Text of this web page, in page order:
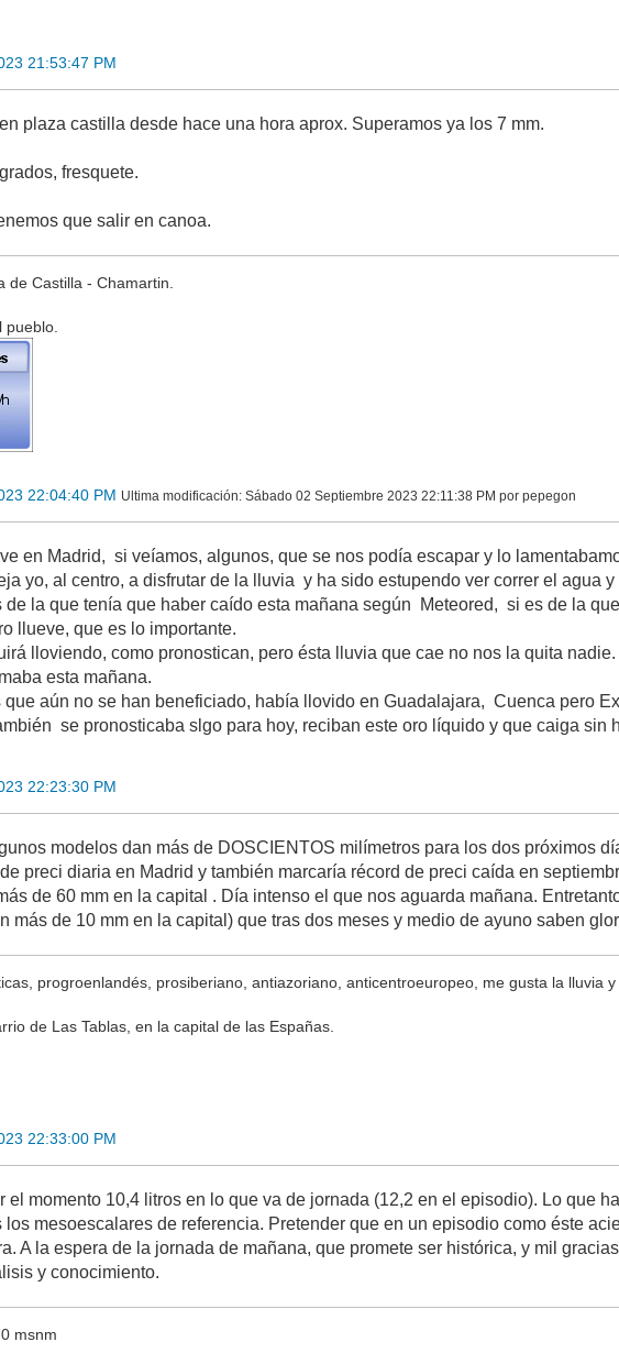
21:53:47 PM
plaza castilla desde hace una hora aprox. Superamos ya los 7 mm.
fresquete.
que salir en canoa.
de Castilla - Chamartin.
pueblo.
22:04:40 PM Ultima modificación: Sábado 02 Septiembre 2023 22:11:38 PM por pepegon
en Madrid, si veíamos, algunos, que se nos podía escapar y lo
yo, al centro, a disfrutar de la lluvia y ha sido estupendo ver correr el agua
de la que tenía que haber caído esta mañana según Meteored, si es de la
llueve, que es lo importante.
lloviendo, como pronostican, pero ésta lluvia que cae no nos la quita
esta mañana.
que aún no se han beneficiado, había llovido en Guadalajara, Cuenca pero
se pronosticaba slgo para hoy, reciban este oro líquido y que caiga sin
22:23:30 PM
modelos dan más de DOSCIENTOS milímetros para los dos próximos
preci diaria en Madrid y también marcaría récord de preci caída en
de 60 mm en la capital . Día intenso el que nos aguarda mañana.
más de 10 mm en la capital) que tras dos meses y medio de ayuno saben
progroenlandés, prosiberiano, antiazoriano, anticentroeuropeo, me gusta la lluvia
de Las Tablas, en la capital de las Españas.
22:33:00 PM
el momento 10,4 litros en lo que va de jornada (12,2 en el episodio). Lo que
mesoescalares de referencia. Pretender que en un episodio como éste
A la espera de la jornada de mañana, que promete ser histórica, y mil
y conocimiento.
msnm